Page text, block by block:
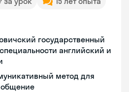
государственный
английский и
метод для
общение